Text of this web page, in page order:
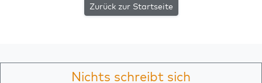
Zurück zur Startseite
Nichts schreibt sich